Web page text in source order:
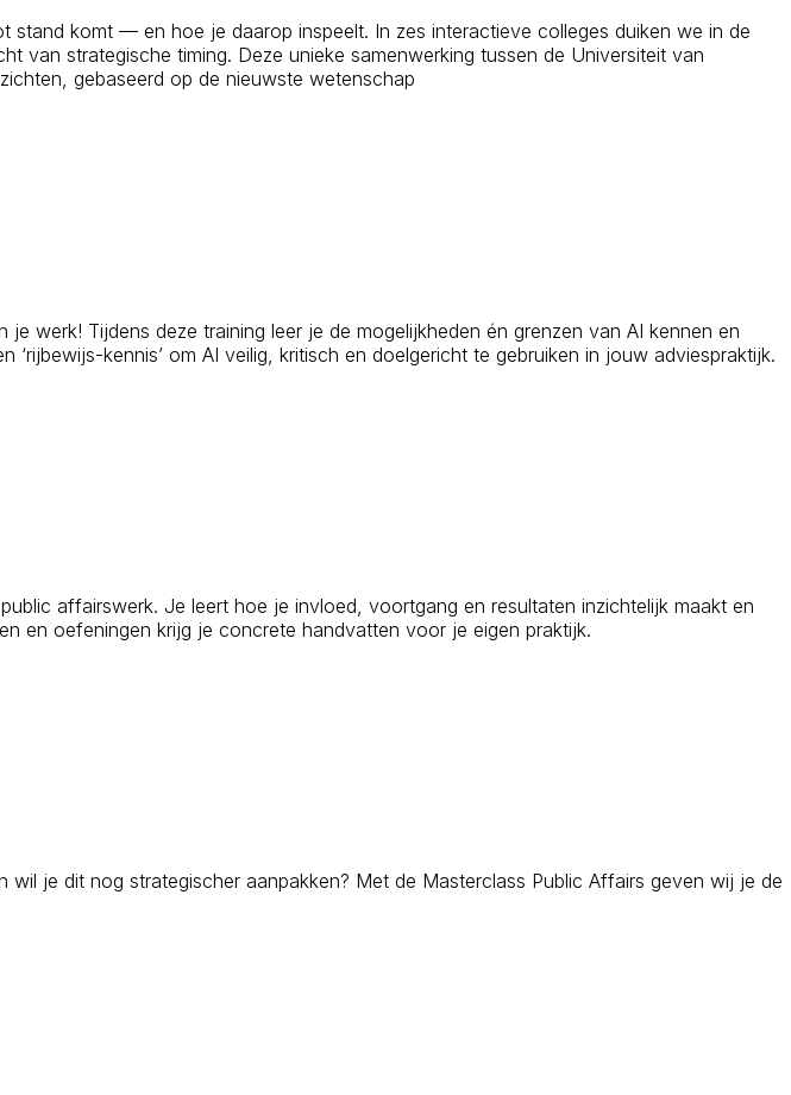
stand komt — en hoe je daarop inspeelt. In zes interactieve colleges duiken we in de
van strategische timing. Deze unieke samenwerking tussen de Universiteit van
gebaseerd op de nieuwste wetenschap
werk! Tijdens deze training leer je de mogelijkheden én grenzen van AI kennen en
kennis’ om AI veilig, kritisch en doelgericht te gebruiken in jouw adviespraktijk.
affairswerk. Je leert hoe je invloed, voortgang en resultaten inzichtelijk maakt en
en oefeningen krijg je concrete handvatten voor je eigen praktijk.
je dit nog strategischer aanpakken? Met de Masterclass Public Affairs geven wij je de